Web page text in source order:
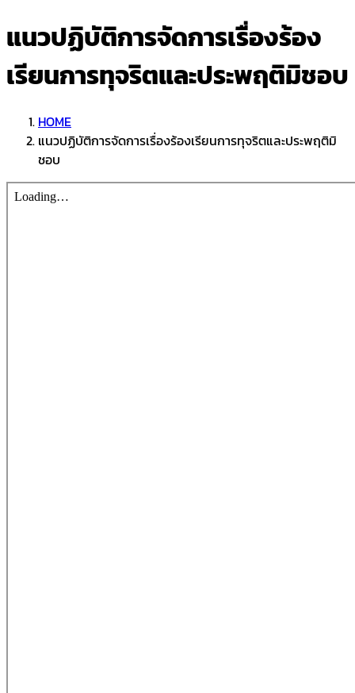
แนวปฏิบัติการจัดการเรื่องร้อง
เรียนการทุจริตและประพฤติมิชอบ
HOME
แนวปฏิบัติการจัดการเรื่องร้องเรียนการทุจริตและประพฤติมิ
ชอบ